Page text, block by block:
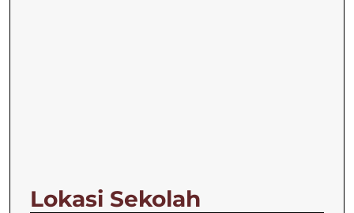
Lokasi Sekolah